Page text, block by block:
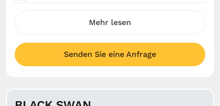
Mehr lesen
Senden Sie eine Anfrage